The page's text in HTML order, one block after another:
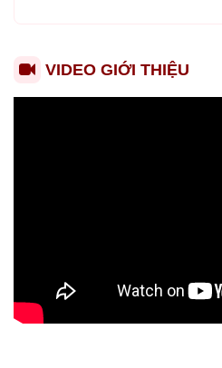
VIDEO GIỚI THIỆU